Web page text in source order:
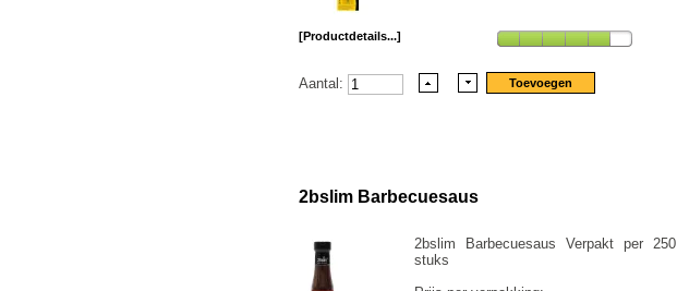
[Productdetails...]
Aantal:
2bslim Barbecuesaus
2bslim Barbecuesaus Verpakt per 250
stuks